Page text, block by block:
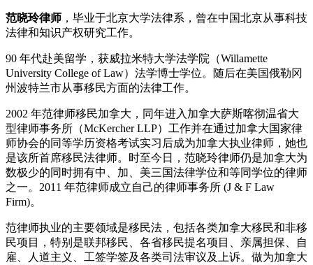
范晓玲律师 ，毕业于北京大学法律系，曾在中国北京从事科技
法律和知识产权研究工作。
90 年代赴美留学，获威拉米特大学法学院（Willamette
University College of Law）法学博士学位。随后在美国俄勒冈
州波特兰市从事移民方面的法律工作。
2002 年范律师移民加拿大，同年进入加拿大萨斯喀彻温省大
型律师事务所（McKercher LLP）工作并在通过加拿大国家律
师协会的同等学历资格考试实习后成为加拿大执业律师，她也
是该所首席移民法律师。时至今日，范晓玲律师仍是加拿大为
数极少的同时拥有中、加、美三国法律学位和等同学位的律师
之一。2011 年范律师成立自己的律师事务所 (J & F Law
Firm)。
范律师执业的主要领域是移民法，包括各类加拿大移民和非移
民项目，特别是联邦移民、各省移民提名项目、亲属担保、自
雇、人道主义、工签学签及各类司法审议及上诉。做为加拿大